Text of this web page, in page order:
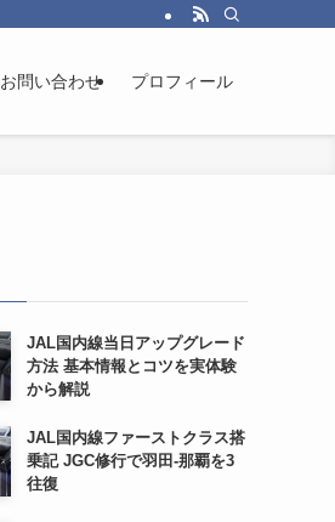
お問い合わせ プロフィール
JAL国内線当日アップグレード
方法 基本情報とコツを実体験
から解説
JAL国内線ファーストクラス搭
乗記 JGC修行で羽田-那覇を3
往復